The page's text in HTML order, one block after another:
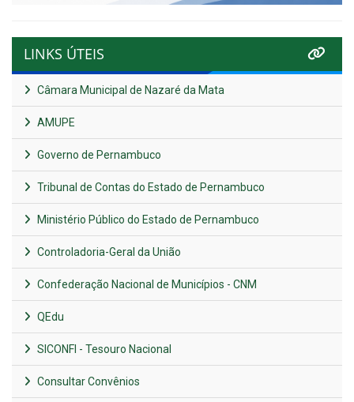
LINKS ÚTEIS
Câmara Municipal de Nazaré da Mata
AMUPE
Governo de Pernambuco
Tribunal de Contas do Estado de Pernambuco
Ministério Público do Estado de Pernambuco
Controladoria-Geral da União
Confederação Nacional de Municípios - CNM
QEdu
SICONFI - Tesouro Nacional
Consultar Convênios